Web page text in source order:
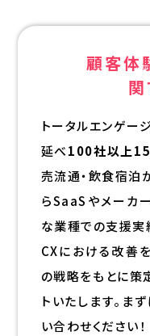
顧客体
トータルエンゲー
延べ100社以上
売流通・飲食宿泊
らSaaSやメーカ
な業種での支援実
CXにおける改善
の戦略をもとに策
トいたします。ま
い合わせください！